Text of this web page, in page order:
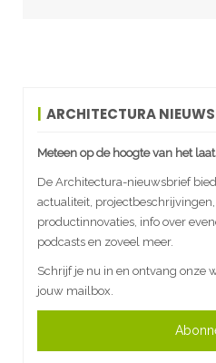
ARCHITECTURA
Meteen op de hoogte van het
De Architectura-nieuwsbrief
actualiteit, projectbeschrijvingen,
productinnovaties, info over
podcasts en zoveel meer.
Schrijf je nu in en ontvang onze
jouw mailbox.